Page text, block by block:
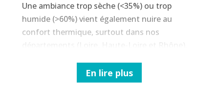
Une ambiance trop sèche (<35%) ou trop
humide (>60%) vient également nuire au
confort thermique, surtout dans nos
vient équilibrer l’hygrométrie intérieure en
évacuant une partie importante de l’humidité
En lire plus